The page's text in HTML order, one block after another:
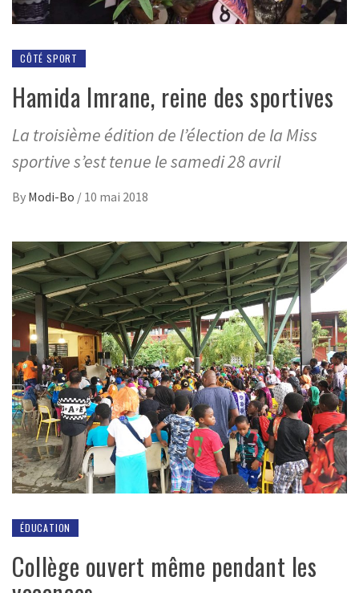
CÔTÉ SPORT
Hamida Imrane, reine des sportives
La troisième édition de l’élection de la Miss
sportive s’est tenue le samedi 28 avril
By Modi-Bo / 10 mai 2018
ÉDUCATION
Collège ouvert même pendant les